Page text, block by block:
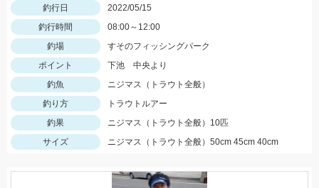
釣行日
2022/05/15
釣行時間
08:00～12:00
釣場
すそのフィッシングパーク
ポイント
下池 中央より
釣魚
ニジマス（トラウト全般）
釣り方
トラウトルアー
釣果
ニジマス（トラウト全般）10匹
サイズ
ニジマス（トラウト全般）50cm 45cm 40cm